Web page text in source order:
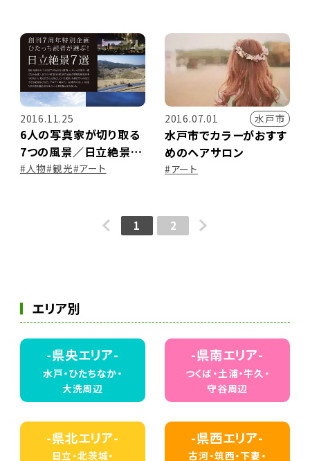
2016.11.25
6人の写真家が切り取る
7つの風景／日立絶景7
選
#人物#観光#アート
2016.07.01 水戸市
水戸市でカラーがおすす
めのヘアサロン
#アート
1 2
エリア別
-県央エリア-
水戸・ひたちなか・
大洗周辺
-県南エリア-
つくば・土浦・牛久・
守谷周辺
-県北エリア-
日立・北茨城・
-県西エリア-
古河・筑西・下妻・